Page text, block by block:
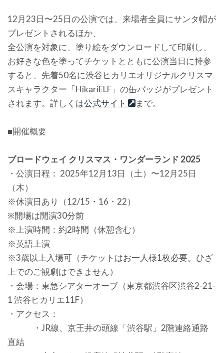
12月23日〜25日の公演では、来場者全員にサンタ帽が
プレゼントされるほか、
全公演を対象に、塗り絵をダウンロードして印刷し、
お好きな色を塗ってチケットとともに公演当日に持参
すると、先着50名に渋谷ヒカリエオリジナルクリスマ
スキャラクター「HikariELF」の缶バッジがプレゼント
されます。詳しくは公式サイト まで。
■開催概要
ブロードウェイ クリスマス・ワンダーランド 2025
・公演日程： 2025年12月13日（土）〜12月25日
（木）
※休演日あり（12/15・16・22）
※開場は開演30分前
※上演時間：約2時間（休憩含む）
※英語上演
※3歳以上入場可（チケットはお一人様1枚必要。ひざ
上でのご観劇はできません）
・会場：東急シアターオーブ（東京都渋谷区渋谷2-21-
1 渋谷ヒカリエ11F）
・アクセス：
・JR線、京王井の頭線「渋谷駅」2階連絡通路
直結